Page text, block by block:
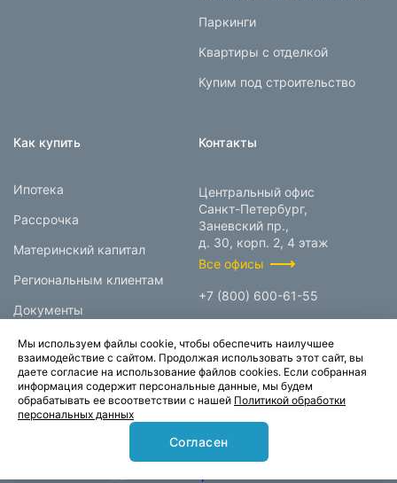
Паркинги
Квартиры с отделкой
Купим под строительство
Как купить
Ипотека
Рассрочка
Материнский капитал
Региональным клиентам
Документы
Контакты
Центральный офис
Санкт-Петербург,
Заневский пр.,
д. 30, корп. 2, 4 этаж
Все офисы
+7 (800) 600-61-55
© 1995-2026.
Группа компаний «Прок»
Политика конфиденциальности
Мы используем файлы cookie, чтобы обеспечить наилучшее
взаимодействие с сайтом. Продолжая использовать этот сайт, вы
даете согласие на использование файлов cookies. Если собранная
информация содержит персональные данные, мы будем
обрабатывать ее всоответствии с нашей Политикой обработки
персональных данных
Согласен